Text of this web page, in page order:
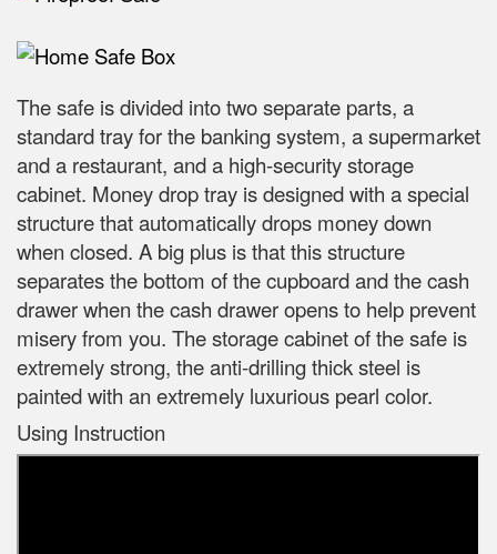
The safe is divided into two separate parts, a
standard tray for the banking system, a supermarket
and a restaurant, and a high-security storage
cabinet. Money drop tray is designed with a special
structure that automatically drops money down
when closed. A big plus is that this structure
separates the bottom of the cupboard and the cash
drawer when the cash drawer opens to help prevent
misery from you. The storage cabinet of the safe is
extremely strong, the anti-drilling thick steel is
painted with an extremely luxurious pearl color.
Using Instruction